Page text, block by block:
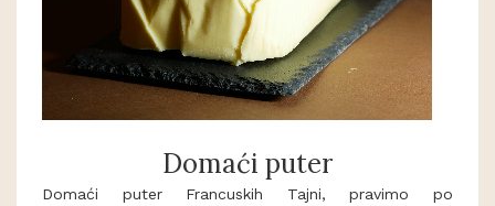
Domaći puter
Domaći puter Francuskih Tajni, pravimo po